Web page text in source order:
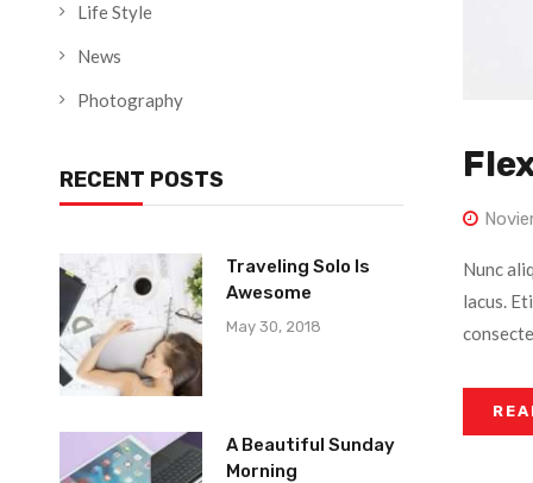
Life Style
News
Photography
RECENT POSTS
Traveling Solo Is
Awesome
May 30, 2018
A Beautiful Sunday
Morning
Nunc
lacus.